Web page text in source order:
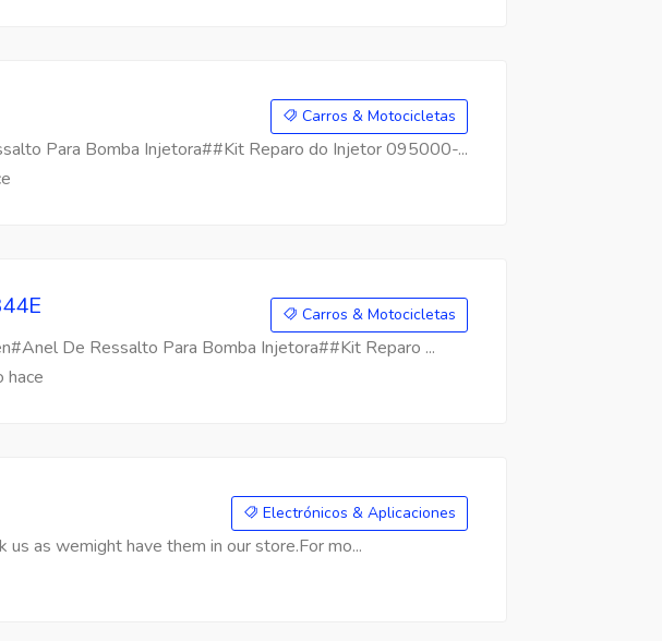
Carros & Motocicletas
Para Bomba Injetora##Kit Reparo do Injetor 095000-...
Carros & Motocicletas
De Ressalto Para Bomba Injetora##Kit Reparo ...
hace
Electrónicos & Aplicaciones
as wemight have them in our store.For mo...